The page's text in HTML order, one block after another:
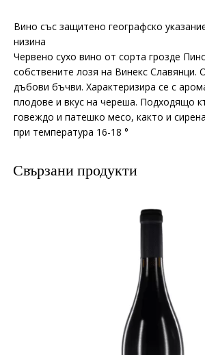
Вино със защитено географско
низина
Червено сухо вино от сорта грозде
собствените лозя на Винекс Славянци.
дъбови бъчви. Характеризира се с
плодове и вкус на череша. Подходящо
говеждо и патешко месо, както и
при температура 16-18 °
Свързани продукти